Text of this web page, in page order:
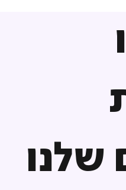
שלנו